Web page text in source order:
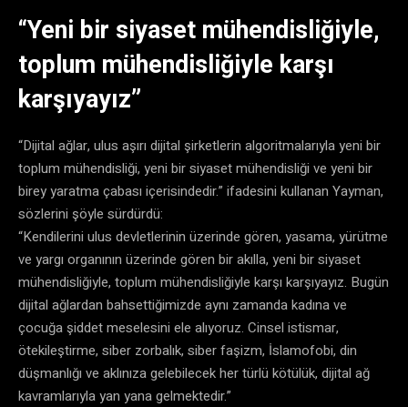
“Yeni bir siyaset mühendisliğiyle,
toplum mühendisliğiyle karşı
karşıyayız”
“Dijital ağlar, ulus aşırı dijital şirketlerin algoritmalarıyla yeni bir
toplum mühendisliği, yeni bir siyaset mühendisliği ve yeni bir
birey yaratma çabası içerisindedir.” ifadesini kullanan Yayman,
sözlerini şöyle sürdürdü:
“Kendilerini ulus devletlerinin üzerinde gören, yasama, yürütme
ve yargı organının üzerinde gören bir akılla, yeni bir siyaset
mühendisliğiyle, toplum mühendisliğiyle karşı karşıyayız. Bugün
dijital ağlardan bahsettiğimizde aynı zamanda kadına ve
çocuğa şiddet meselesini ele alıyoruz. Cinsel istismar,
ötekileştirme, siber zorbalık, siber faşizm, İslamofobi, din
düşmanlığı ve aklınıza gelebilecek her türlü kötülük, dijital ağ
kavramlarıyla yan yana gelmektedir.”